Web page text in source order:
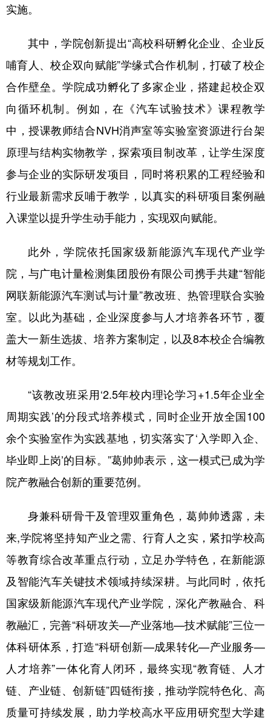
实施。
其中，学院创新提出“高校科研孵化企业、企业反
哺育人、校企双向赋能”学缘式合作机制，打破了校企
合作壁垒。学院成功孵化了多家企业，搭建起校企双
向循环机制。例如，在《汽车试验技术》课程教学
中，授课教师结合NVH消声室等实验室资源进行台架
原理与结构实物教学，探索项目制改革，让学生深度
参与企业的实际研发项目，同时将积累的工程经验和
行业最新需求反哺于教学，以真实的科研项目案例融
入课堂以提升学生动手能力，实现双向赋能。
此外，学院依托国家级新能源汽车现代产业学
院，与广电计量检测集团股份有限公司携手共建“智能
网联新能源汽车测试与计量”教改班、热管理联合实验
室。以此为基础，企业深度参与人才培养各环节，覆
盖大一新生选拔、培养方案制定，以及8本校企合编教
材等规划工作。
“该教改班采用‘2.5年校内理论学习+1.5年企业全
周期实践’的分段式培养模式，同时企业开放全国100
余个实验室作为实践基地，切实落实了‘入学即入企、
毕业即上岗’的目标。”葛帅帅表示，这一模式已成为学
院产教融合创新的重要范例。
身兼科研骨干及管理双重角色，葛帅帅透露，未
来,学院将坚持知产业之需、行育人之实，紧扣学校高
等教育综合改革重点行动，立足办学特色，在新能源
及智能汽车关键技术领域持续深耕。与此同时，依托
国家级新能源汽车现代产业学院，深化产教融合、科
教融汇，完善“科研攻关—产业落地—技术赋能”三位一
体科研体系，打造“科研创新—成果转化—产业服务—
人才培养”一体化育人闭环，最终实现“教育链、人才
链、产业链、创新链”四链衔接，推动学院特色化、高
质量可持续发展，助力学校高水平应用研究型大学建